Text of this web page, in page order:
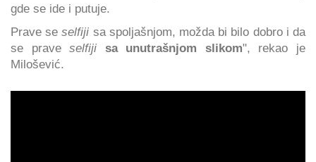
gde se ide i putuje.
Prave seselfiji sa spoljašnjom, možda bi bilo dobro i da
se praveselfiji sa unutrašnjom slikom", rekao je
Milošević.